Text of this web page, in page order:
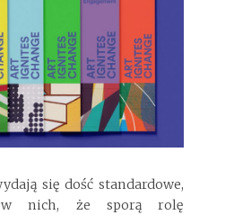
się dość standardowe,
nich, że sporą rolę